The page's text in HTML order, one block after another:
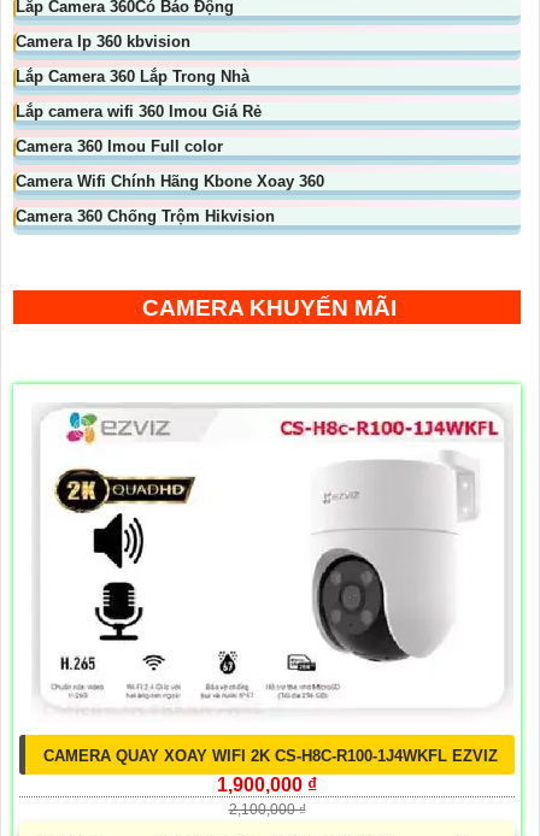
Lắp Camera 360Có Báo Động
Camera Ip 360 kbvision
Lắp Camera 360 Lắp Trong Nhà
Lắp camera wifi 360 Imou Giá Rẻ
Camera 360 Imou Full color
Camera Wifi Chính Hãng Kbone Xoay 360
Camera 360 Chống Trộm Hikvision
CAMERA KHUYẾN MÃI
CAMERA QUAY XOAY WIFI 2K CS-H8C-R100-1J4WKFL EZVIZ
1,900,000 ₫
2,100,000 ₫